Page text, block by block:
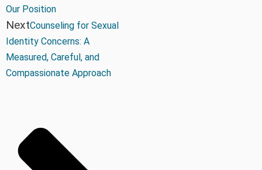
Our Position
NextCounseling for Sexual
Identity Concerns: A
Measured, Careful, and
Compassionate Approach